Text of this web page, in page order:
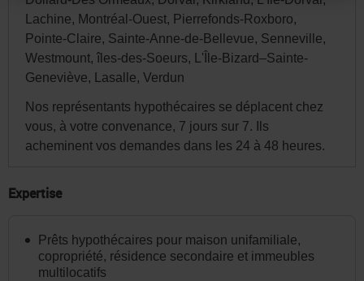
Lachine, Montréal-Ouest, Pierrefonds-Roxboro,
Pointe-Claire, Sainte-Anne-de-Bellevue, Senneville,
Westmount, îles-des-Soeurs, L'Île-Bizard–Sainte-
Geneviève, Lasalle, Verdun
Nos représentants hypothécaires se déplacent chez
vous, à votre convenance, 7 jours sur 7. Ils
acheminent vos demandes dans les 24 à 48 heures.
Expertise
Prêts hypothécaires pour maison unifamiliale,
copropriété, résidence secondaire et immeubles
multilocatifs
site.
Par
la
pourrez
modifier
province
ou